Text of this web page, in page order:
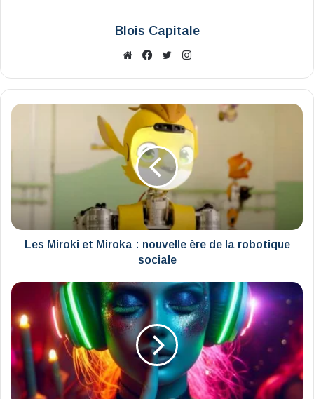
Blois Capitale
WebsiteFacebook
X
Les
nouvelle
ère
la
robotique
Les Miroki et Miroka : nouvelle ère de la robotique
sociale
D'où
le
concept
de
"silent
party"
que